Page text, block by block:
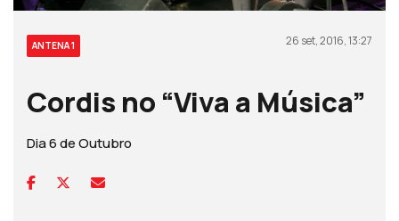
ANTENA 1 26 set, 2016, 13:27
Cordis no “Viva a Música”
Dia 6 de Outubro